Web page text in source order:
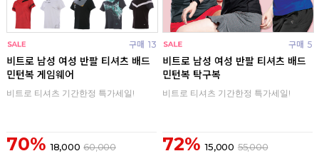
구매 13
비트로 남성 여성 반팔 티셔츠 배드
민턴복 게임웨어
비트로 티셔츠 기간한정 특가세일!
70% 18,000 60,000
구매 5
비트로 남성 여성 반팔 티셔츠 배드
민턴복 탁구복
비트로 티셔츠 기간한정 특가세일!
72% 15,000 55,000